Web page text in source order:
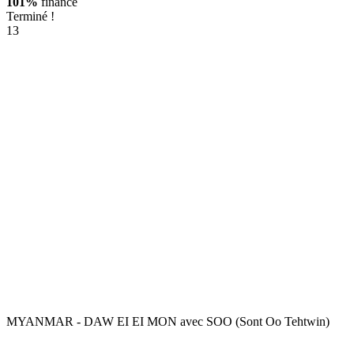
Terminé !
13
MYANMAR - DAW EI EI MON avec SOO (Sont Oo Tehtwin)